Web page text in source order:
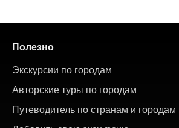
Полезно
Экскурсии по городам
Авторские туры по городам
Путеводитель по странам и городам